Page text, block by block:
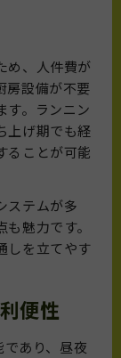
め、人件費が
房設備が不要
す。ランニン
上げ期でも経
ることが可能
ステムが多
魅力です。
しを立てやす
便性
あり、昼夜